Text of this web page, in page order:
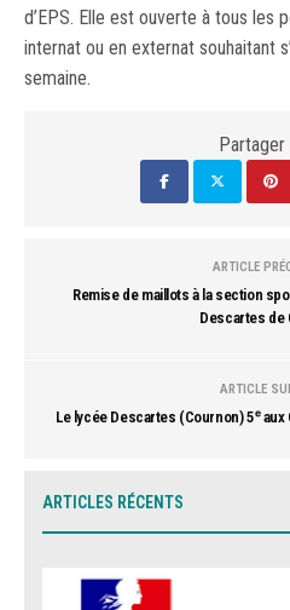
d’EPS. Elle est ouverte à tous les
internat ou en externat souhaitant
semaine.
ARTICLE
Remise de maillots à la section
Descartes de
ARTICLE
Le lycée Descartes (Cournon) 5ᵉ aux
ARTICLES RÉCENTS